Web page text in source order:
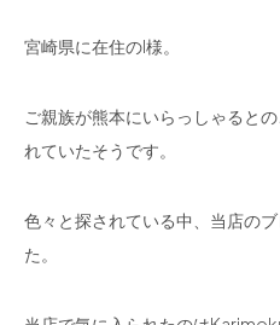
宮崎県に在住のI様。
ご親族が熊本にいらっしゃると
れていたそうです。
色々と探されている中、当店の
た。